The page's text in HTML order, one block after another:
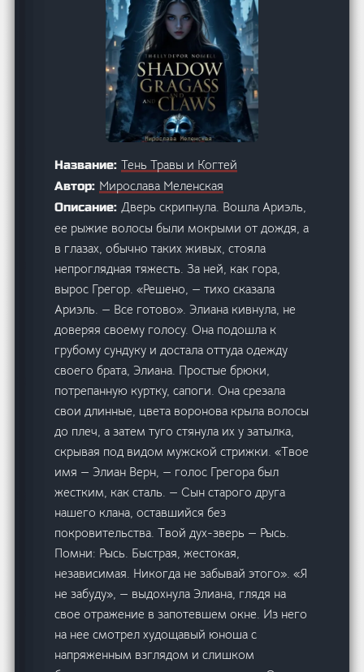
Название:Тень Травы и Когтей
Автор: Мирослава Меленская
Описание:Дверь скрипнула. Вошла Ариэль,
ее рыжие волосы были мокрыми от дождя, а
в глазах, обычно таких живых, стояла
непроглядная тяжесть. За ней, как гора,
вырос Грегор. «Решено, — тихо сказала
Ариэль. — Все готово». Элиана кивнула, не
доверяя своему голосу. Она подошла к
грубому сундуку и достала оттуда одежду
своего брата, Элиана. Простые брюки,
потрепанную куртку, сапоги. Она срезала
свои длинные, цвета воронова крыла волосы
до плеч, а затем туго стянула их у затылка,
скрывая под видом мужской стрижки. «Твое
имя — Элиан Верн, — голос Грегора был
жестким, как сталь. — Сын старого друга
нашего клана, оставшийся без
покровительства. Твой дух-зверь — Рысь.
Помни: Рысь. Быстрая, жестокая,
независимая. Никогда не забывай этого». «Я
не забуду», — выдохнула Элиана, глядя на
свое отражение в запотевшем окне. Из него
на нее смотрел худощавый юноша с
напряженным взглядом и слишком